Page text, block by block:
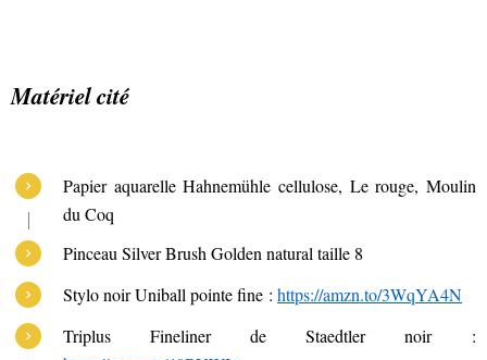
Matériel cité
Papier aquarelle Hahnemühle cellulose, Le rouge, Moulin
du Coq
Pinceau Silver Brush Golden natural taille 8
Stylo noir Uniball pointe fine : https://amzn.to/3WqYA4N
Triplus Fineliner de Staedtler noir :